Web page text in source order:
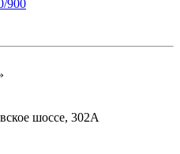
900
шоссе, 302А